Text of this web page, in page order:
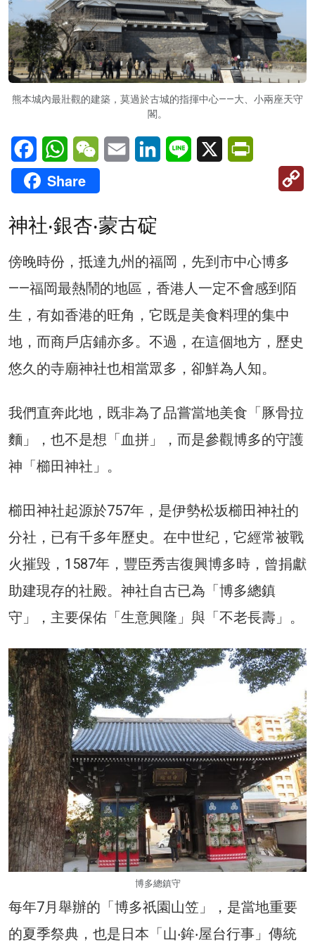
熊本城內最壯觀的建築，莫過於古城的指揮中心——大、小兩座天守
閣。
FacebookWhatsAppWeChatEmail LinkedInLine X
Share
神社‧銀杏‧蒙古碇
傍晚時份，抵達九州的福岡，先到市中心博多
——福岡最熱鬧的地區，香港人一定不會感到陌
生，有如香港的旺角，它既是美食料理的集中
地，而商戶店鋪亦多。不過，在這個地方，歷史
悠久的寺廟神社也相當眾多，卻鮮為人知。
我們直奔此地，既非為了品嘗當地美食「豚骨拉
麵」，也不是想「血拼」，而是參觀博多的守護
神「櫛田神社」。
櫛田神社起源於757年，是伊勢松坂櫛田神社的
分社，已有千多年歷史。在中世纪，它經常被戰
火摧毁，1587年，豐臣秀吉復興博多時，曾捐獻
助建現存的社殿。神社自古已為「博多總鎮
守」，主要保佑「生意興隆」與「不老長壽」。
博多總鎮守
每年7月舉辦的「博多祇園山笠」，是當地重要
的夏季祭典，也是日本「山‧鉾‧屋台行事」傳統